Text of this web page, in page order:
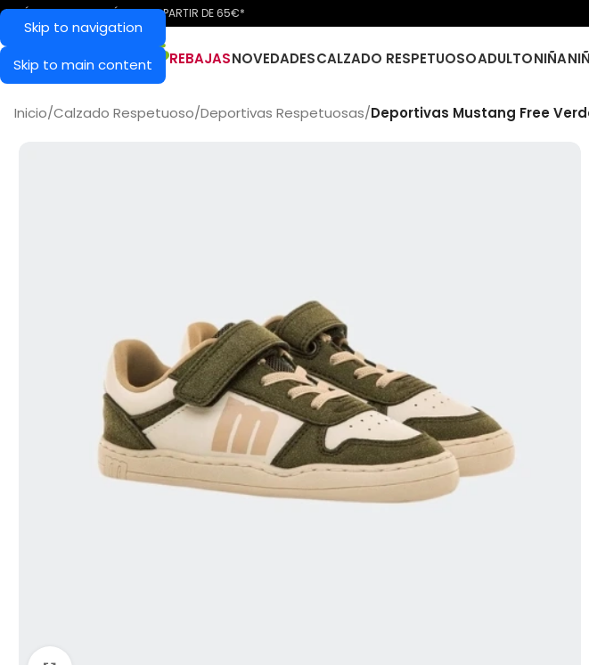
Skip to navigation
Skip to main content
ENVÍO GRATIS EN PENÍNSULA A PARTIR DE 65€*
REBAJASNOVEDADESCALZADO RESPETUOSOADULTONIÑA
Inicio/Calzado Respetuoso/Deportivas Respetuosas/Deportivas Mustang Free